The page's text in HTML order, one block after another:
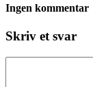
Ingen kommentar
Skriv et svar